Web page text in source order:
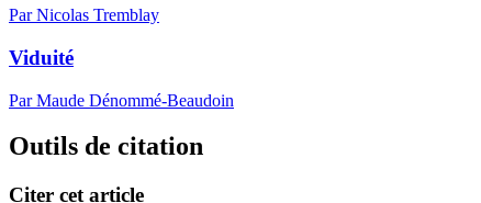
Par Nicolas Tremblay
Viduité
Par Maude Dénommé-Beaudoin
Outils de citation
Citer cet article